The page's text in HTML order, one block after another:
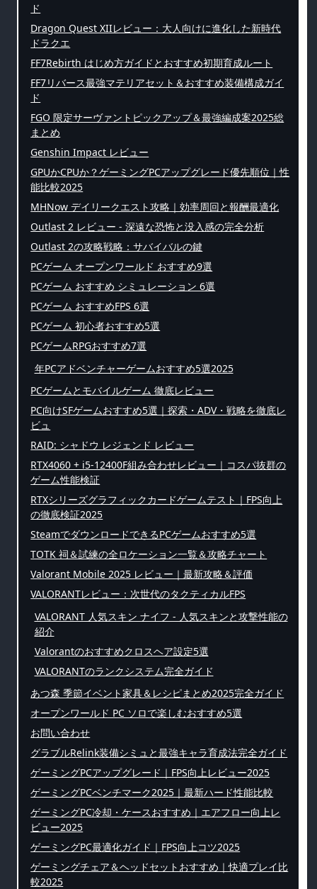
ド
Dragon Quest XIIレビュー：大人向けに進化した新時代
ドラクエ
FF7Rebirth はじめ方ガイドとおすすめ初期育成ルート
FF7リバース最強マテリアセット＆おすすめ装備構成ガイ
ド
FGO 限定サーヴァントピックアップ＆最強編成案2025総
まとめ
Genshin Impact レビュー
GPUかCPUか？ゲーミングPCアップグレード優先順位｜性
能比較2025
MHNow デイリークエスト攻略｜効率周回と報酬最適化
Outlast 2 レビュー - 深遠な恐怖と没入感の完全分析
Outlast 2の攻略戦略：サバイバルの鍵
PCゲーム オープンワールド おすすめ9選
PCゲーム おすすめ シミュレーション 6選
PCゲーム おすすめFPS 6選
PCゲーム 初心者おすすめ5選
PCゲームRPGおすすめ7選
年PCアドベンチャーゲームおすすめ5選2025
PCゲームとモバイルゲーム 徹底レビュー
PC向けSFゲームおすすめ5選｜探索・ADV・戦略を徹底レ
ビュ
RAID: シャドウ レジェンド レビュー
RTX4060 + i5-12400F組み合わせレビュー｜コスパ抜群の
ゲーム性能検証
RTXシリーズグラフィックカードゲームテスト｜FPS向上
の徹底検証2025
SteamでダウンロードできるPCゲームおすすめ5選
TOTK 祠＆試練の全ロケーション一覧＆攻略チャート
Valorant Mobile 2025 レビュー｜最新攻略＆評価
VALORANTレビュー：次世代のタクティカルFPS
VALORANT 人気スキン ナイフ - 人気スキンと攻撃性能の
紹介
Valorantのおすすめクロスヘア設定5選
VALORANTのランクシステム完全ガイド
あつ森 季節イベント家具＆レシピまとめ2025完全ガイド
オープンワールド PC ソロで楽しむおすすめ5選
お問い合わせ
グラブルRelink装備シミュと最強キャラ育成法完全ガイド
ゲーミングPCアップグレード｜FPS向上レビュー2025
ゲーミングPCベンチマーク2025｜最新ハード性能比較
ゲーミングPC冷却・ケースおすすめ｜エアフロー向上レ
ビュー2025
ゲーミングPC最適化ガイド｜FPS向上コツ2025
ゲーミングチェア＆ヘッドセットおすすめ｜快適プレイ比
較2025